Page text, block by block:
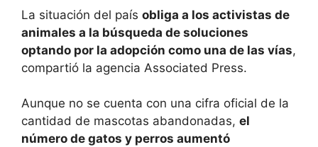
La situación del país obliga a los activistas de
animales a la búsqueda de soluciones
optando por la adopción como una de las vías,
compartió la agencia Associated Press.
Aunque no se cuenta con una cifra oficial de la
cantidad de mascotas abandonadas, el
número de gatos y perros aumentó